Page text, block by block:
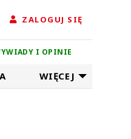
ZALOGUJ SIĘ
I OPINIE
WIĘCEJ